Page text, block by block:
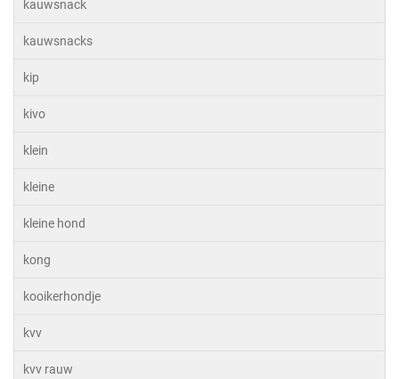
kauwsnack
kauwsnacks
kip
kivo
klein
kleine
kleine hond
kong
kooikerhondje
kvv
kvv rauw